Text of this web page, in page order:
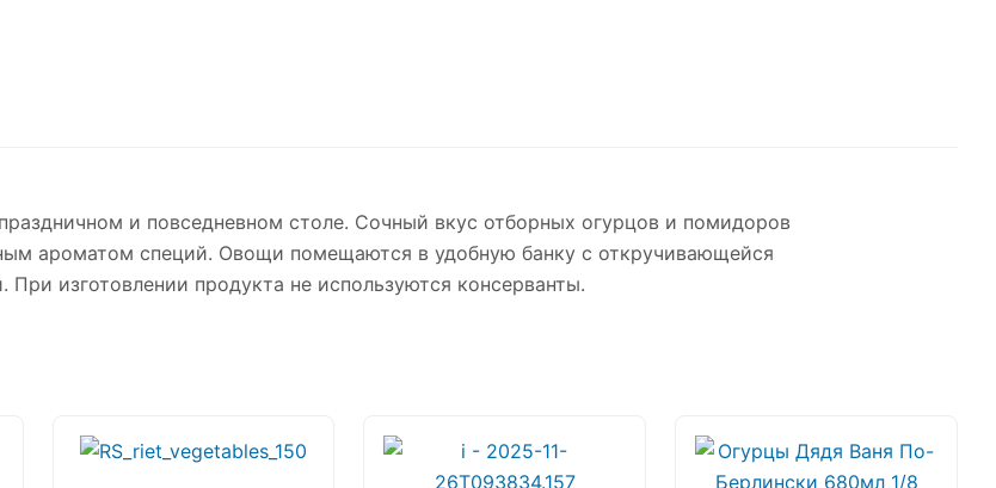
и повседневном столе. Сочный вкус отборных огурцов и помидоров
ароматом специй. Овощи помещаются в удобную банку с откручивающейся
изготовлении продукта не используются консерванты.